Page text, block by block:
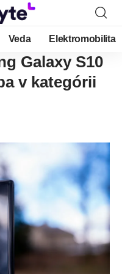
Veda Elektromobilita
Galaxy S10
v kategórii